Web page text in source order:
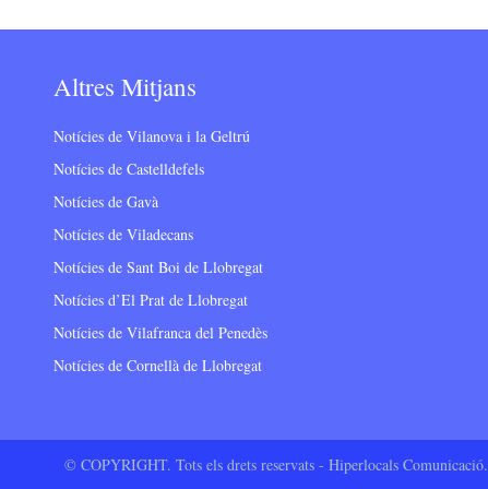
Altres Mitjans
Notícies de Vilanova i la Geltrú
Notícies de Castelldefels
Notícies de Gavà
Notícies de Viladecans
Notícies de Sant Boi de Llobregat
Notícies d’El Prat de Llobregat
Notícies de Vilafranca del Penedès
Notícies de Cornellà de Llobregat
© COPYRIGHT. Tots els drets reservats - Hiperlocals Comunicació.